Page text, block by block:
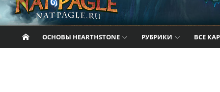
ОСНОВЫ HEARTHSTONE РУБРИКИ ВСЕ